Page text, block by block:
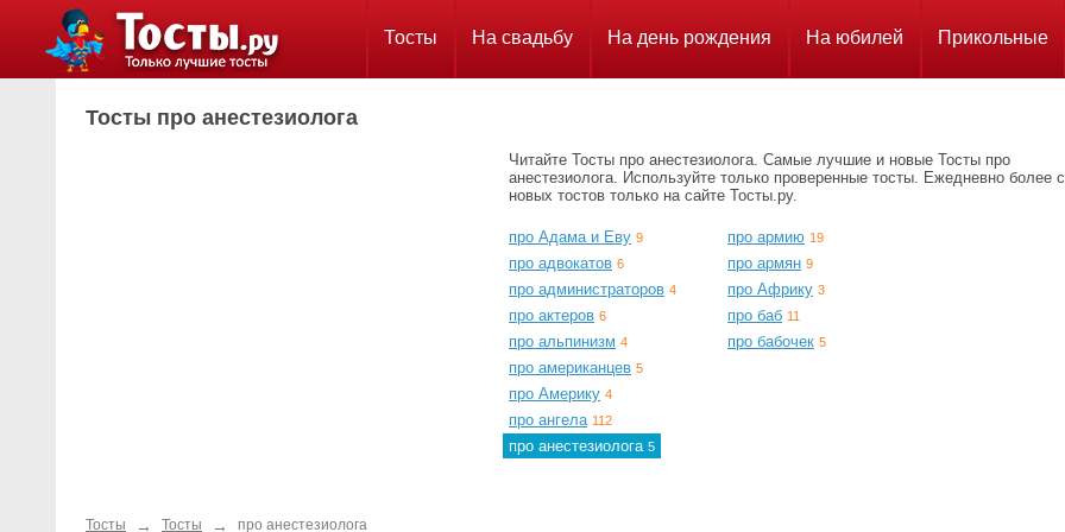
Тосты На свадьбу На день рождения На юбилей Прикольные
Тосты про анестезиолога
Читайте Тосты про анестезиолога. Самые лучшие и новые Тосты про
анестезиолога. Используйте только проверенные тосты. Ежедневно более
новых тостов только на сайте Тосты.ру.
про Адама и Еву 9
про адвокатов 6
про администраторов 4
про актеров 6
про альпинизм 4
про американцев 5
про Америку 4
про ангела 112
про анестезиолога 5
про армию 19
про армян 9
про Африку 3
про баб 11
про бабочек 5
Тосты → Тосты → про анестезиолога